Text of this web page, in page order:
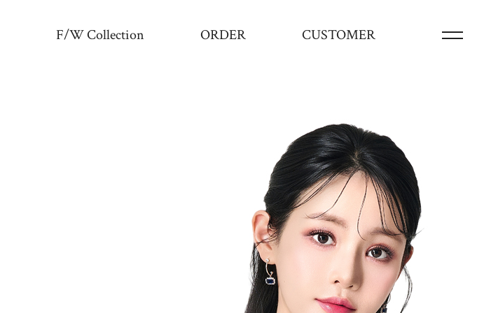
F/W Collection ORDER CUSTOMER